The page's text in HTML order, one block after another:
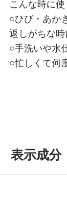
こんな時に
○ひび・あか
返しがちな時
○手洗いや水
○忙しくて何
表示成分